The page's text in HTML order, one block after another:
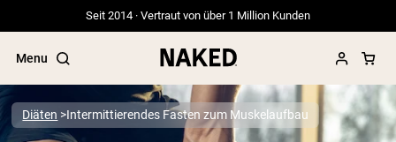
Seit 2014 · Vertraut von über 1 Million Kunden
Menu
Diäten Intermittierendes Fasten zum Muskelaufbau